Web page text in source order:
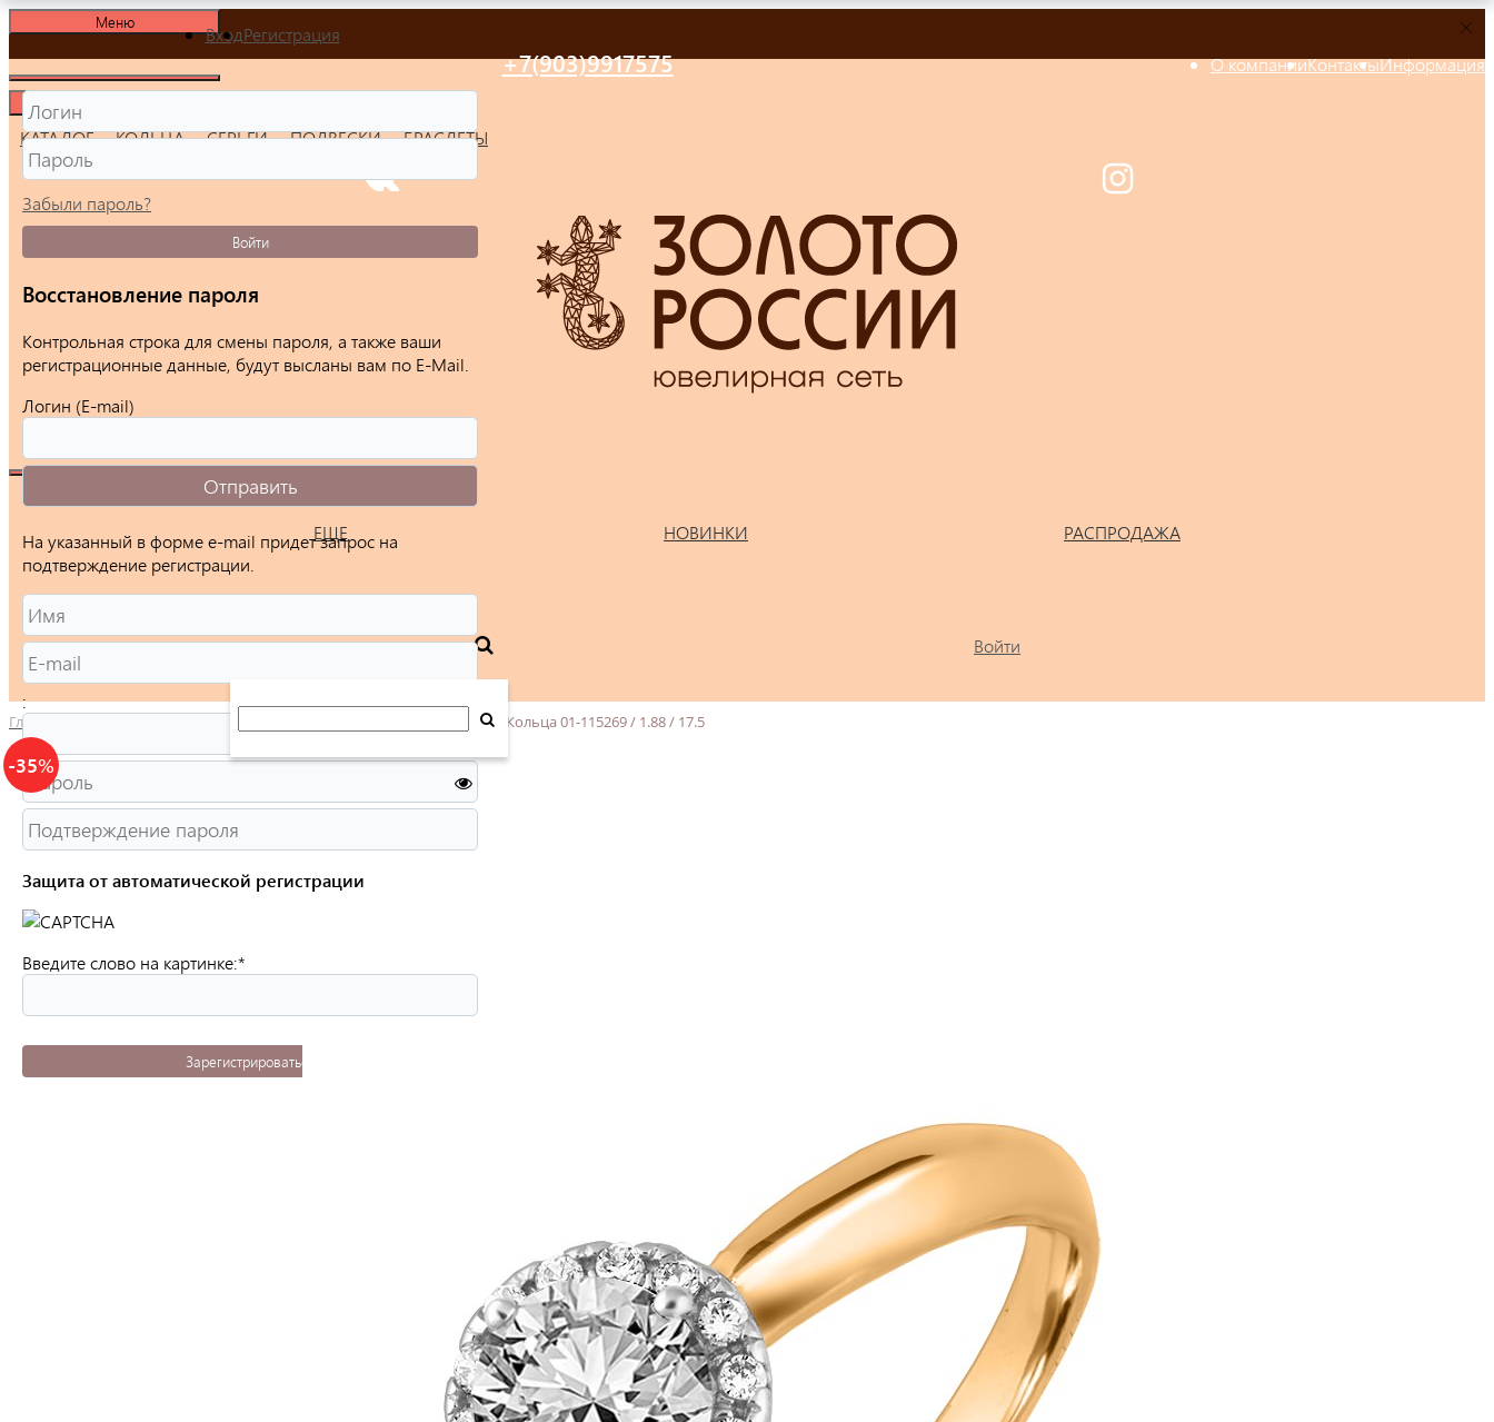
Меню
О компанииКонтактыИнформация
+7(903)9917575
КАТАЛОГ КОЛЬЦА СЕРЬГИ ПОДВЕСКИ БРАСЛЕТЫ
ЕЩЕ НОВИНКИ РАСПРОДАЖА
Войти
Главная / Кольца 01-115269 / 1.88 / 17.5
-35%
ВходРегистрация
Забыли пароль?
Войти
Восстановление пароля
Контрольная строка для смены пароля, а также ваши
регистрационные данные, будут высланы вам по E-Mail.
Логин (E-mail)
На указанный в форме e-mail придет запрос на
подтверждение регистрации.
:
Защита от автоматической регистрации
Введите слово на картинке:*
Зарегистрироваться